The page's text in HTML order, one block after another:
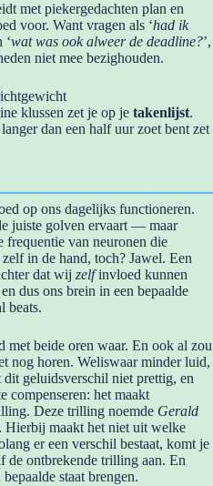
met piekergedachten plan en
voor. Want vragen als ‘had ik
‘wat was ook alweer de deadline?’,
niet mee bezighouden.
klussen zet je op je takenlijst.
dan een half uur zoet bent zet
op ons dagelijks functioneren.
juiste golven ervaart — maar
frequentie van neuronen die
in de hand, toch? Jawel. Een
dat wij zelfinvloed kunnen
dus ons brein in een bepaalde
beats.
met beide oren waar. En ook al zou
nog horen. Weliswaar minder luid,
dit geluidsverschil niet prettig, en
compenseren: het maakt
Deze trilling noemde Gerald
Hierbij maakt het niet uit welke
er een verschil bestaat, komt je
de ontbrekende trilling aan. En
staat brengen.